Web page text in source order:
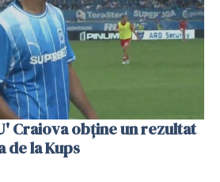
Craiova obține un rezultat
de la Kups